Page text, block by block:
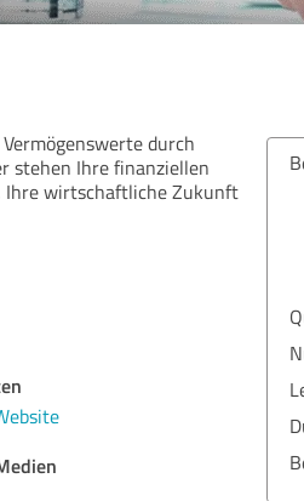
durch
stehen Ihre finanziellen
wirtschaftliche Zukunft